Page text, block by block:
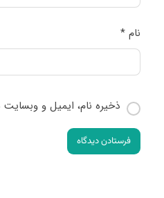
نام *
ذخیره نام، ایمیل و
فرستادن دیدگاه